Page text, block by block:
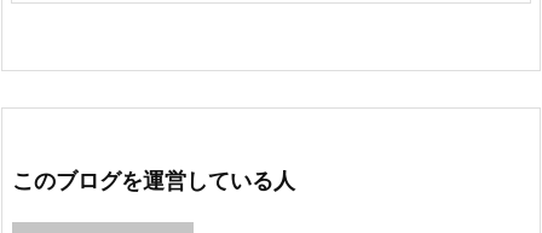
このブログを運営している人